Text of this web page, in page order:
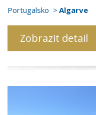
Portugalsko Algarve
Zobrazit detail